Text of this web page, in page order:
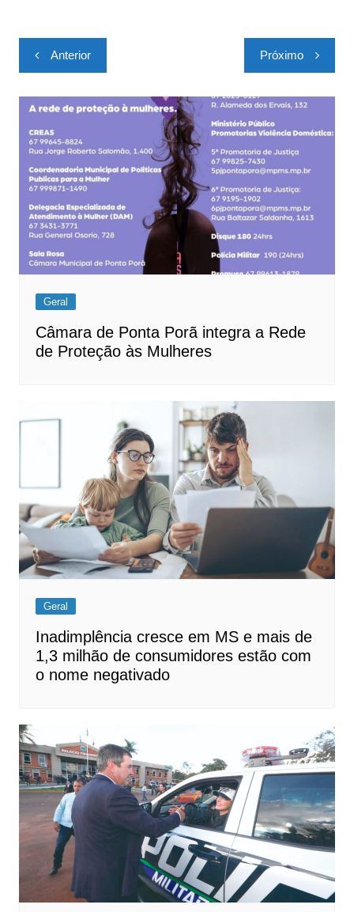
Navegação
de
Post
Anterior Próximo
Geral
Câmara de Ponta Porã integra a Rede
de Proteção às Mulheres
Geral
Inadimplência cresce em MS e mais de
1,3 milhão de consumidores estão com
o nome negativado